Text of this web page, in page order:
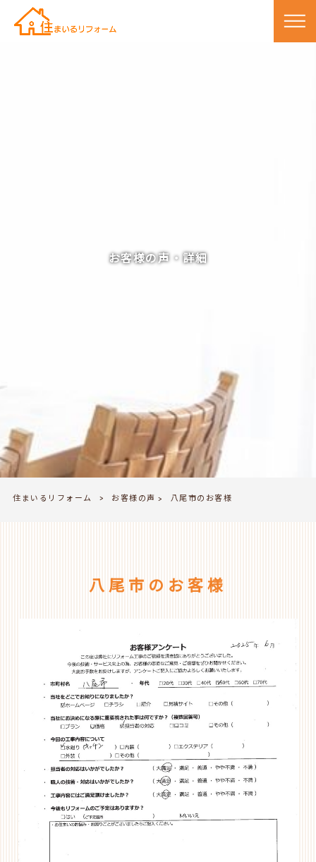
お客様の声・詳細
住まいるリフォーム > お客様の声 > 八尾市のお客様
八尾市のお客様